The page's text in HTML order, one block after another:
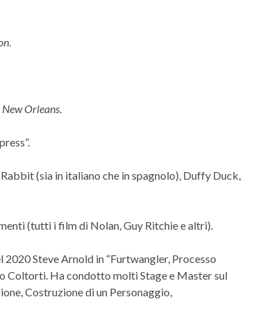
.
New Orleans.
(sia in italiano che in spagnolo), Duffy Duck,
(tutti i film di Nolan, Guy Ritchie e altri).
Steve Arnold in “Furtwangler, Processo
Coltorti. Ha condotto molti Stage e Master sul
Costruzione di un Personaggio,